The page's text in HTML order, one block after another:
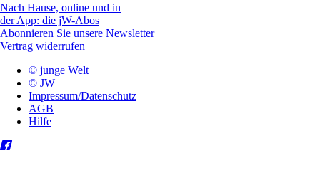
Nach Hause, online und in
der App: die jW-Abos
Abonnieren Sie unsere Newsletter
Vertrag widerrufen
© junge Welt
© JW
Impressum/Datenschutz
AGB
Hilfe